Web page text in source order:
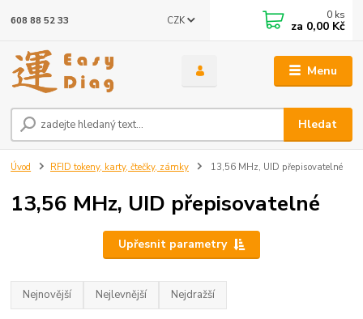
Menu
CZK
Hledat
608 88 52 33 0 ks
za 0,00 Kč
Úvod RFID tokeny, karty, čtečky, zámky 13,56 MHz, UID přepisovatelné
13,56 MHz, UID přepisovatelné
Upřesnit parametry
Nejnovější Nejlevnější Nejdražší